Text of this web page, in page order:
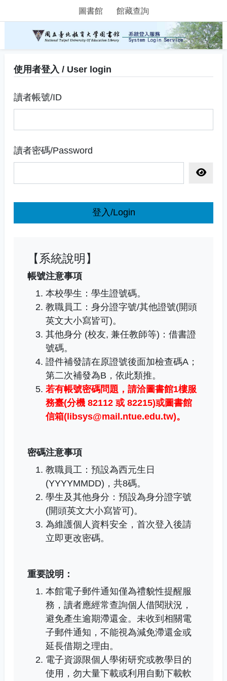
圖書館 館藏查詢
使用者登入 / User login
讀者帳號/ID
讀者密碼/Password
顯示密
登入/Login
【系統說明】
帳號注意事項
本校學生：學生證號碼。
教職員工 ： 身分證字號/其他證號(開頭
英文大小寫皆可)。
其他身分 (校友, 兼任教師等)：借書證
號碼。
證件補發請在原證號後面加檢查碼A；
第二次補發為B，依此類推。
若有帳號密碼問題， 請洽圖書館1樓服
務臺(分機 82112 或 82215)或圖書館
信箱(libsys@mail.ntue.edu.tw)。
密碼注意事項
教職員工：預設為西元生日
(YYYYMMDD)，共8碼。
學生及其他身分：預設為身分證字號
(開頭英文大小寫皆可)。
為維護個人資料安全，首次登入後請
立即更改密碼。
重要說明：
本館電子郵件通知僅為禮貌性提醒服
務，讀者應經常查詢個人借閱狀況，
避免產生逾期滯還金。未收到相關電
子郵件通知，不能視為減免滯還金或
延長借期之理由。
電子資源限個人學術研究或教學目的
使用，勿大量下載或利用自動下載軟